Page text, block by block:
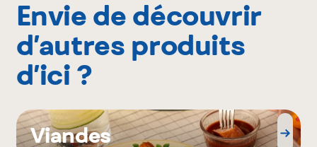
Envie de découvrir
d’autres produits
d’ici ?
Viandes